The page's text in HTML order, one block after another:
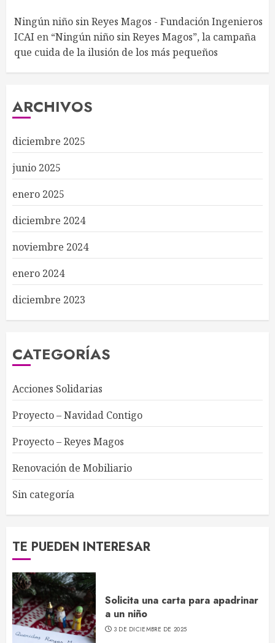
Ningún niño sin Reyes Magos - Fundación Ingenieros
ICAI en “Ningún niño sin Reyes Magos”, la campaña
que cuida de la ilusión de los más pequeños
ARCHIVOS
diciembre 2025
junio 2025
enero 2025
diciembre 2024
noviembre 2024
enero 2024
diciembre 2023
CATEGORÍAS
Acciones Solidarias
Proyecto – Navidad Contigo
Proyecto – Reyes Magos
Renovación de Mobiliario
Sin categoría
TE PUEDEN INTERESAR
Solicita una carta para apadrinar
a un niño
3 DE DICIEMBRE DE 2025